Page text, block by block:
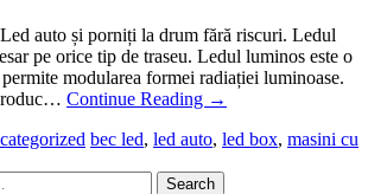
auto și porniți la drum fără riscuri. Ledul
pe orice tip de traseu. Ledul luminos este o
modularea formei radiației luminoase.
Continue Reading →
bec led, led auto, led box, masini cu